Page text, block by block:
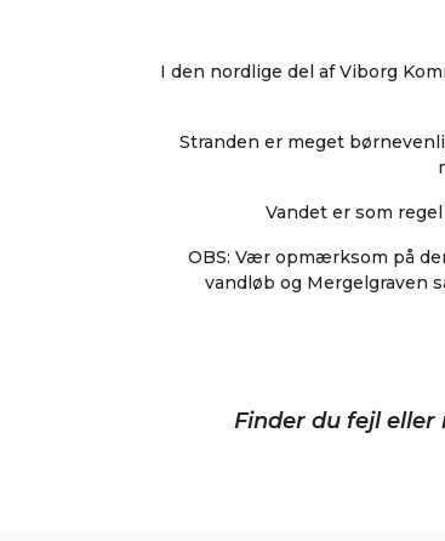
I den nordlige del af Viborg
Stranden er meget
Vandet er som
OBS: Vær opmærksom på
vandløb og Mergelgraven
Finder du fejl eller